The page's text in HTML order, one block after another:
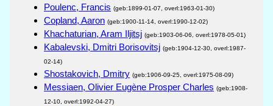
Poulenc, Francis (geb:1899-01-07, overl:1963-01-30)
Copland, Aaron (geb:1900-11-14, overl:1990-12-02)
Khachaturian, Aram Iljitsj (geb:1903-06-06, overl:1978-05-01)
Kabalevski, Dmitri Borisovitsj (geb:1904-12-30, overl:1987-
02-14)
Shostakovich, Dmitry (geb:1906-09-25, overl:1975-08-09)
Messiaen, Olivier Eugène Prosper Charles (geb:1908-
12-10, overl:1992-04-27)